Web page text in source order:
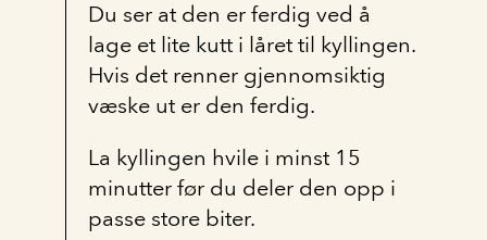
Du ser at den er ferdig ved å
lage et lite kutt i låret til kyllingen.
Hvis det renner gjennomsiktig
væske ut er den ferdig.
La kyllingen hvile i minst 15
minutter før du deler den opp i
passe store biter.